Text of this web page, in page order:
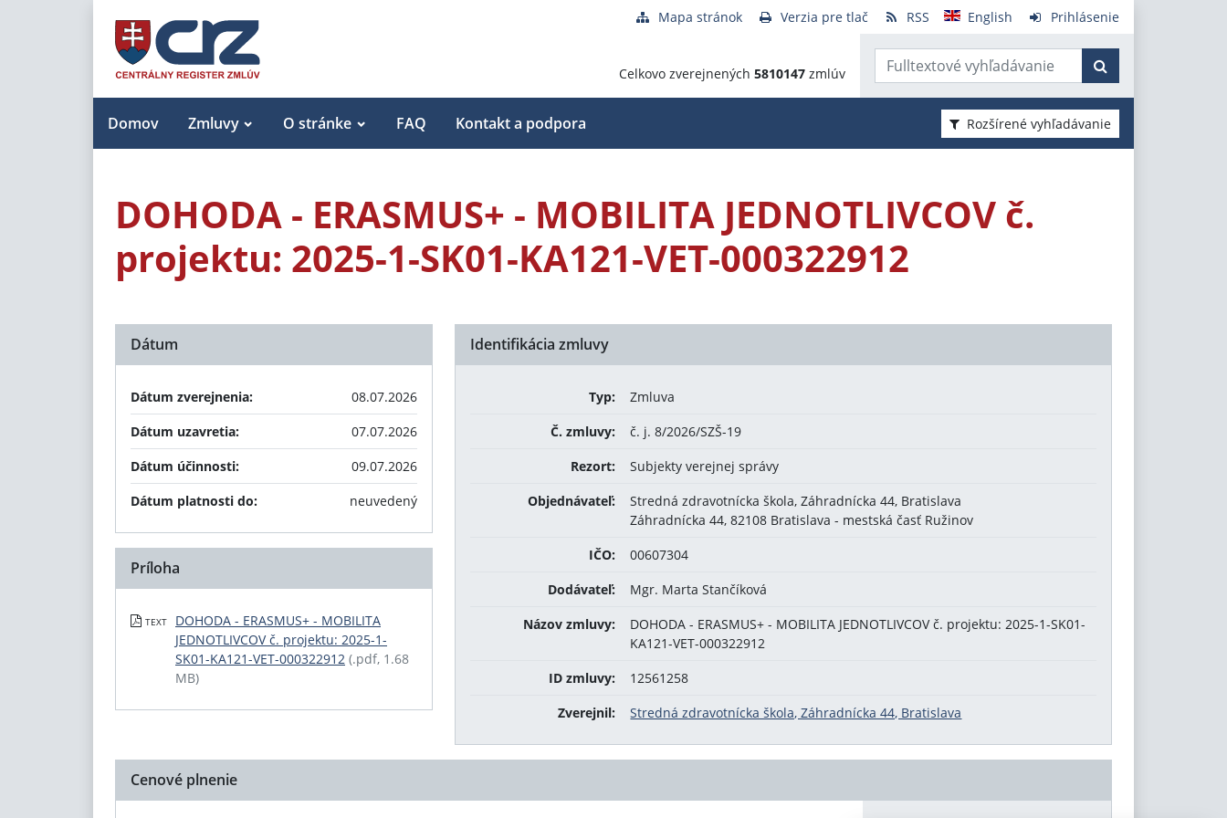
Mapa stránok Verzia pre tlač RSS English Prihlásenie
Celkovo zverejnených 5810147 zmlúv
Domov Zmluvy O stránke FAQ Kontakt a podpora Rozšírené vyhľadávanie
DOHODA - ERASMUS+ - MOBILITA JEDNOTLIVCOV č.
projektu: 2025-1-SK01-KA121-VET-000322912
Identifikácia zmluvy
Typ:
Zmluva
Č. zmluvy:
č. j. 8/2026/SZŠ-19
Rezort:
Subjekty verejnej správy
Objednávateľ:
Stredná zdravotnícka škola, Záhradnícka 44, Bratislava
Záhradnícka 44, 82108 Bratislava - mestská časť Ružinov
IČO:
00607304
Dodávateľ:
Mgr. Marta Stančíková
Názov zmluvy:
DOHODA - ERASMUS+ - MOBILITA JEDNOTLIVCOV č. projektu: 2025-1-SK01-
KA121-VET-000322912
ID zmluvy:
12561258
Zverejnil:
Stredná zdravotnícka škola, Záhradnícka 44, Bratislava
Dátum
Dátum zverejnenia:
08.07.2026
Dátum uzavretia:
07.07.2026
Dátum účinnosti:
09.07.2026
Dátum platnosti do:
neuvedený
Príloha
TEXT
DOHODA - ERASMUS+ - MOBILITA
JEDNOTLIVCOV č. projektu: 2025-1-
SK01-KA121-VET-000322912 (.pdf, 1.68
MB)
Cenové plnenie